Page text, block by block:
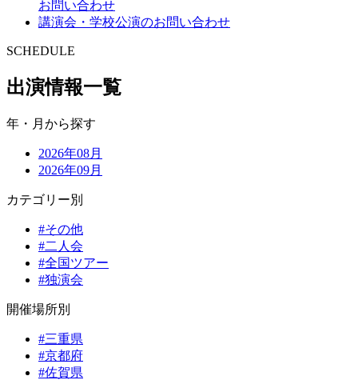
お問い合わせ
講演会・学校公演のお問い合わせ
SCHEDULE
出演情報一覧
年・月から探す
2026年08月
2026年09月
カテゴリー別
#その他
#二人会
#全国ツアー
#独演会
開催場所別
#三重県
#京都府
#佐賀県